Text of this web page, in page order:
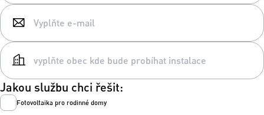
Jakou službu chci řešit:
Fotovoltaika pro rodinné domy